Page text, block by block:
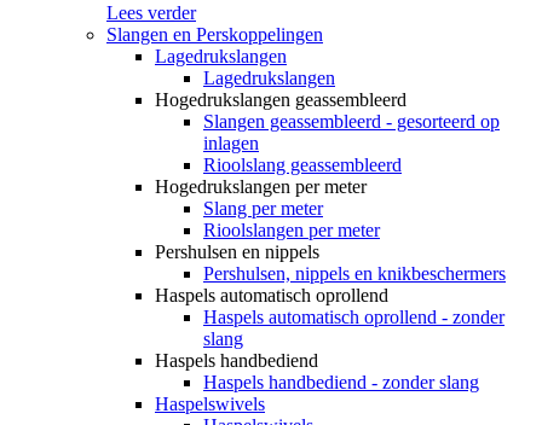
Lees verder
Slangen en Perskoppelingen
Lagedrukslangen
Lagedrukslangen
Hogedrukslangen geassembleerd
Slangen geassembleerd - gesorteerd op
inlagen
Rioolslang geassembleerd
Hogedrukslangen per meter
Slang per meter
Rioolslangen per meter
Pershulsen en nippels
Pershulsen, nippels en knikbeschermers
Haspels automatisch oprollend
Haspels automatisch oprollend - zonder
slang
Haspels handbediend
Haspels handbediend - zonder slang
Haspelswivels